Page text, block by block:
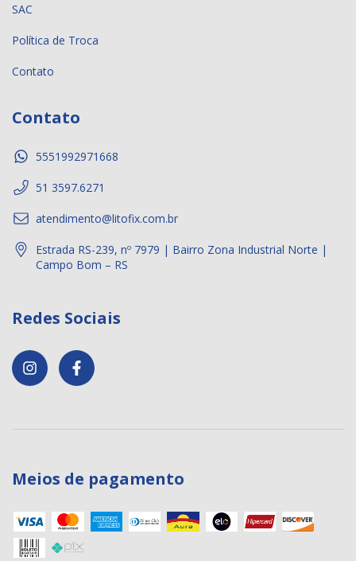
SAC
Política de Troca
Contato
Contato
5551992971668
51 3597.6271
atendimento@litofix.com.br
Estrada RS-239, nº 7979 | Bairro Zona Industrial Norte |
Campo Bom – RS
Redes Sociais
Meios de pagamento